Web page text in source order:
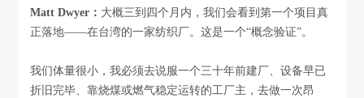
Matt Dwyer： 大概三到四个月内，我们会看到第一个项目真
正落地——在台湾的一家纺织厂。这是一个“概念验证”。
我们体量很小，我必须去说服一个三十年前建厂、设备早已
折旧完毕、靠烧煤或燃气稳定运转的工厂主，去做一次昂